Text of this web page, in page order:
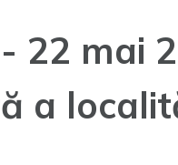
22 mai
a